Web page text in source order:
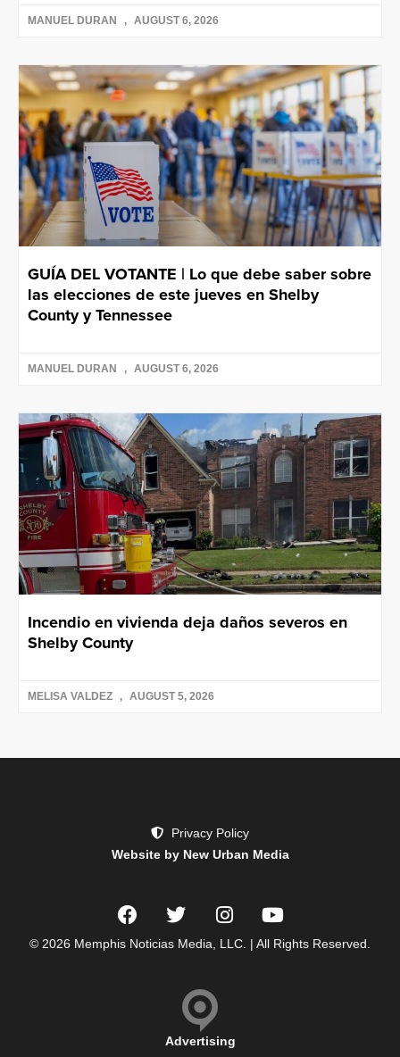
MANUEL DURAN AUGUST 6, 2026
GUÍA DEL VOTANTE | Lo que debe saber sobre
las elecciones de este jueves en Shelby
County y Tennessee
MANUEL DURAN AUGUST 6, 2026
Incendio en vivienda deja daños severos en
Shelby County
MELISA VALDEZ AUGUST 5, 2026
Privacy Policy
Website by New Urban Media
© 2026 Memphis Noticias Media, LLC. | All Rights Reserved.
Advertising